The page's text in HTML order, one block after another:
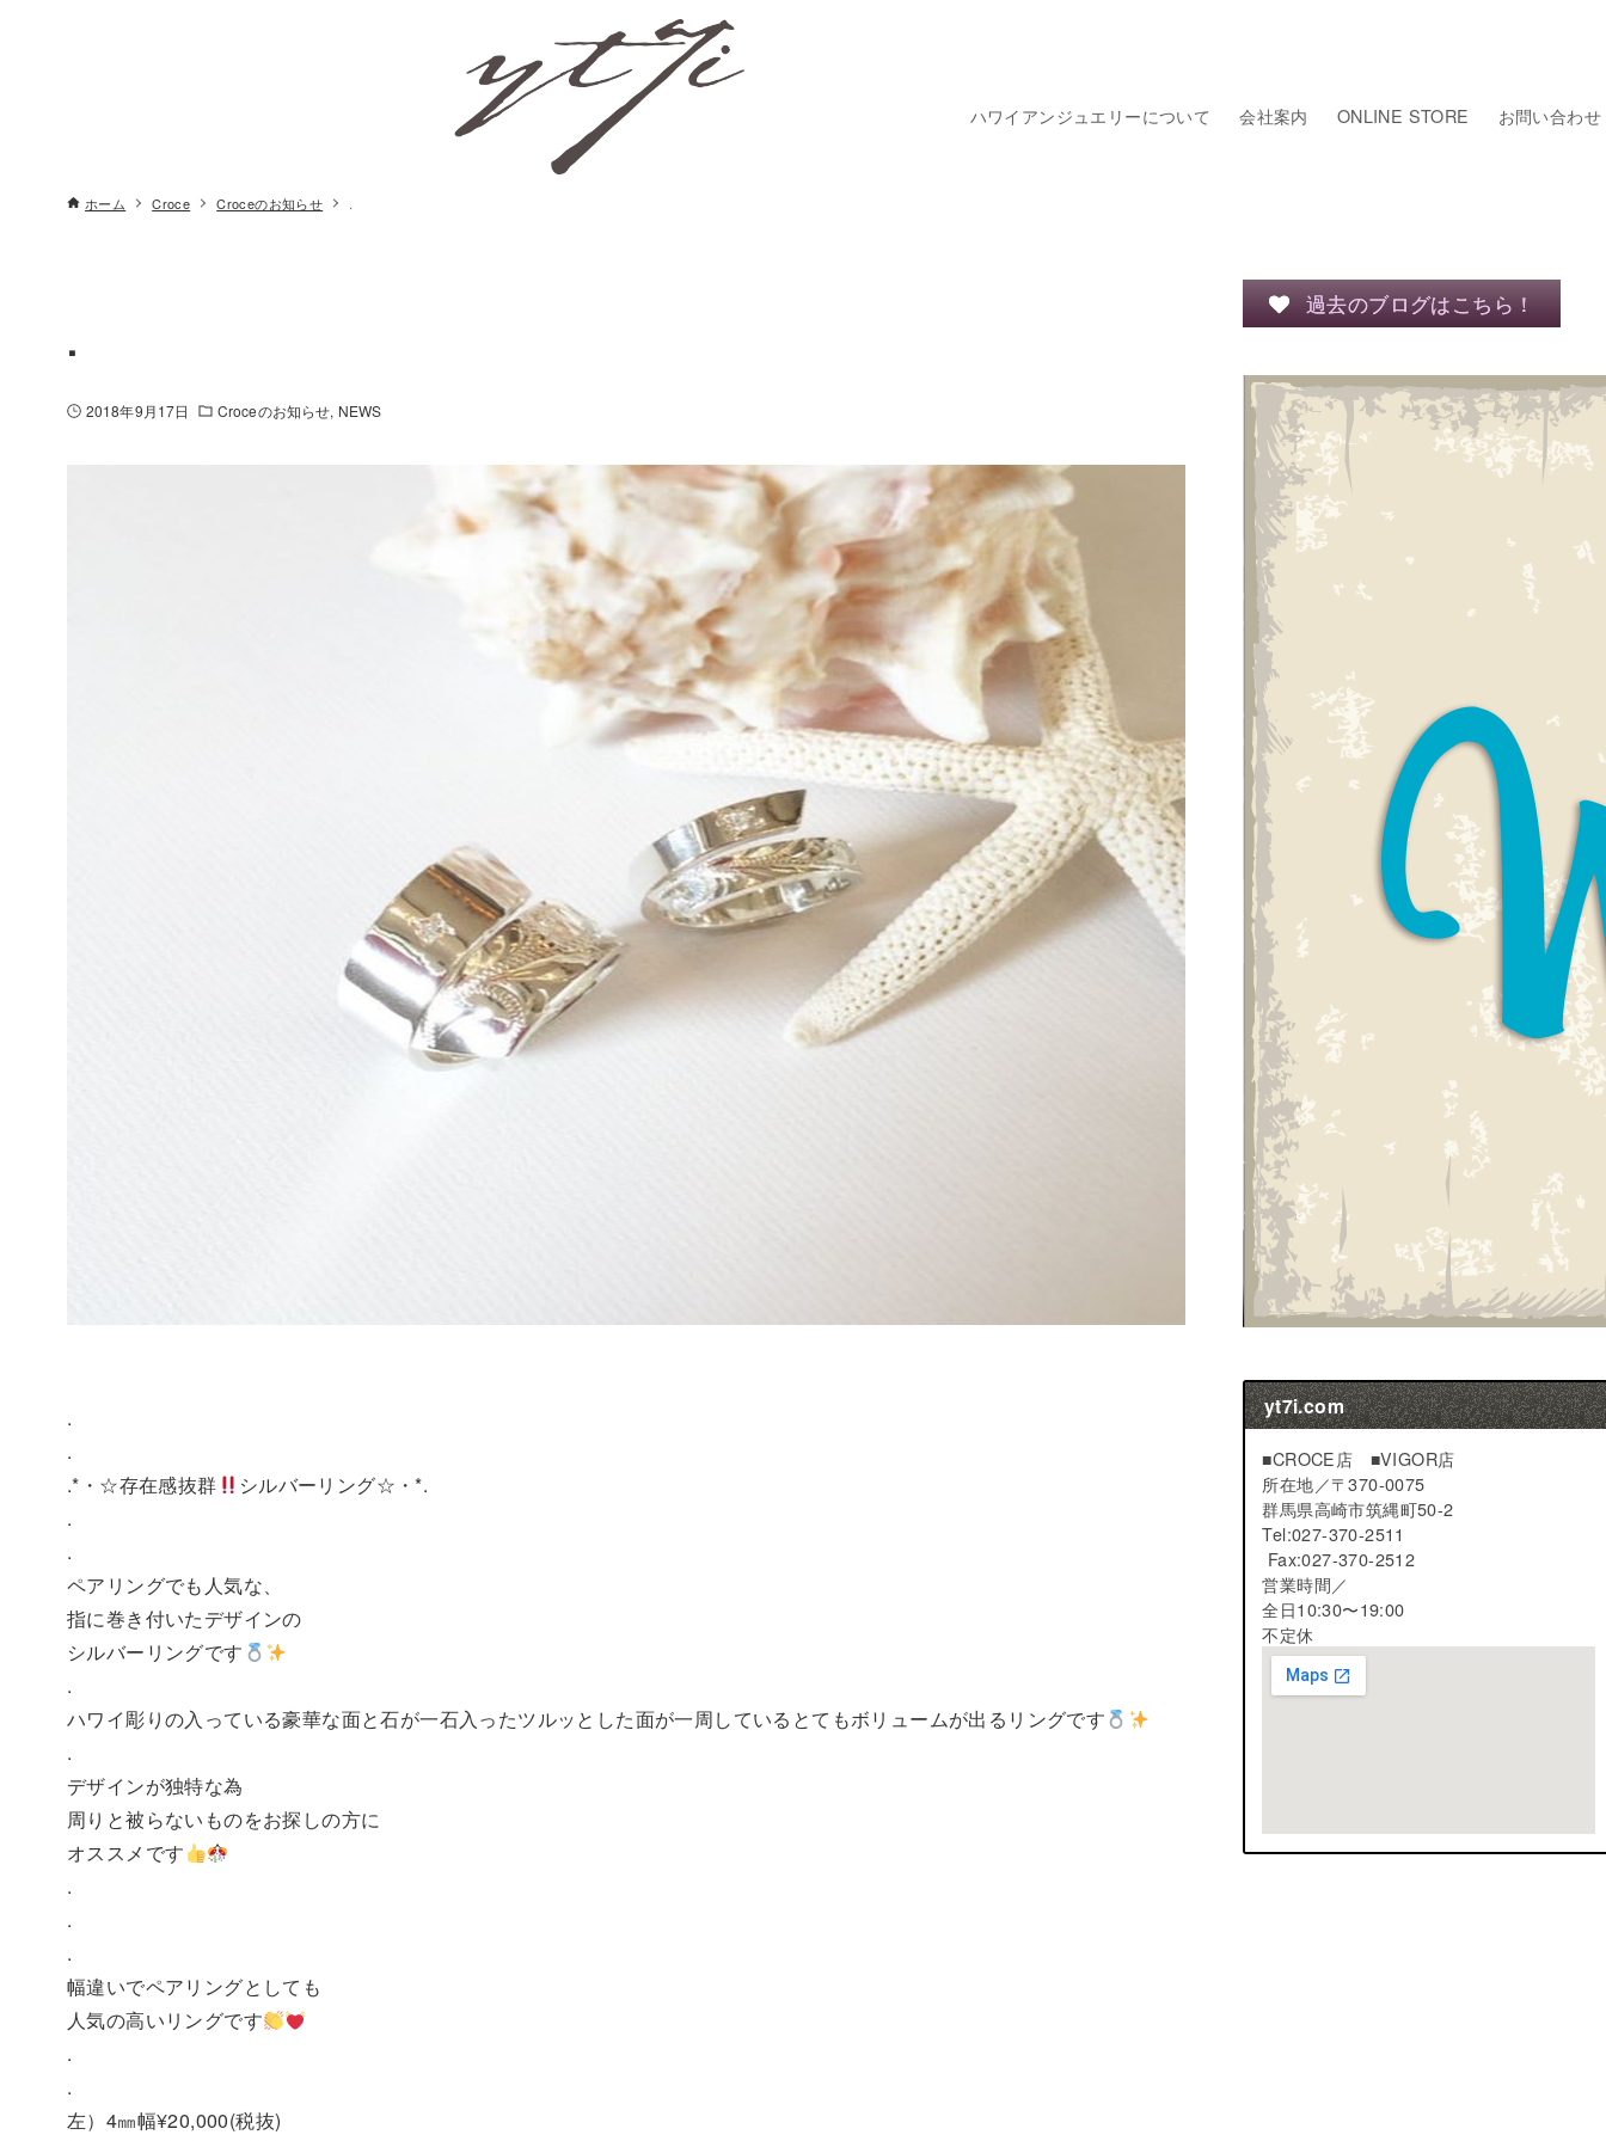
ハワイアンジュエリーについて 会社案内 ONLINE STORE お問い合わせ
ホーム Croce Croceのお知らせ
.
2018年9月17日 Croceのお知らせ NEWS
.
.
.*・☆存在感抜群
シルバーリング☆・*.
.
.
ペアリングでも人気な、
指に巻き付いたデザインの
シルバーリングです
.
ハワイ彫りの入っている豪華な面と石が一石入ったツルッとした面が一周しているとてもボリュームが出るリングです
.
デザインが独特な為
周りと被らないものをお探しの方に
オススメです
.
.
.
幅違いでペアリングとしても
人気の高いリングです
.
.
左）4㎜幅¥20,000(税抜)
過去のブログはこちら！
yt7i.com
■CROCE店 ■VIGOR店
所在地／〒370-0075
群馬県高崎市筑縄町50-2
Tel:027-370-2511
Fax:027-370-2512
営業時間／
全日10:30〜19:00
不定休